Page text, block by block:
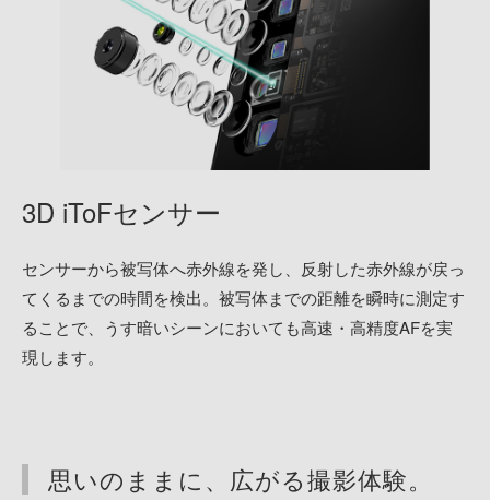
3D iToFセンサー
センサーから被写体へ赤外線を発し、反射した赤外線が戻っ
てくるまでの時間を検出。被写体までの距離を瞬時に測定す
ることで、うす暗いシーンにおいても高速・高精度AFを実
現します。
思いのままに、広がる撮影体験。